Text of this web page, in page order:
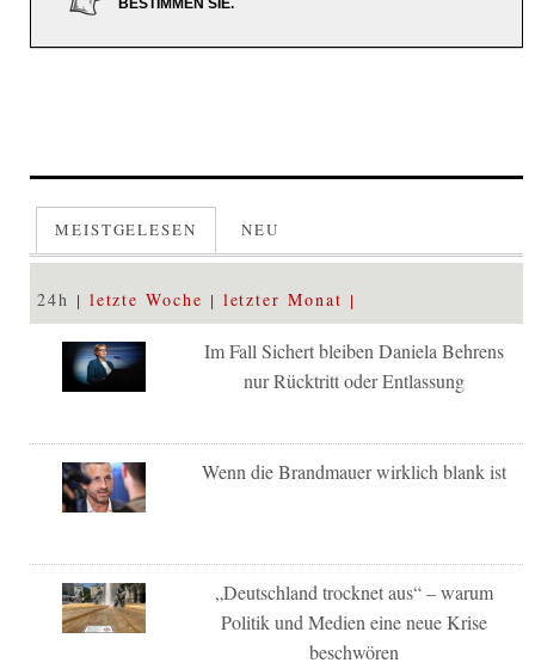
MEISTGELESEN NEU
24h letzte Woche letzter Monat
Im Fall Sichert bleiben Daniela Behrens
nur Rücktritt oder Entlassung
Wenn die Brandmauer wirklich blank ist
„Deutschland trocknet aus“ – warum
Politik und Medien eine neue Krise
beschwören